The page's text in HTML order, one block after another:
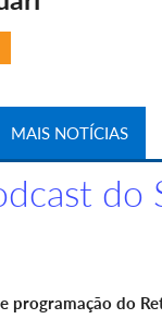
MAIS NOTÍCIAS
do
programação do